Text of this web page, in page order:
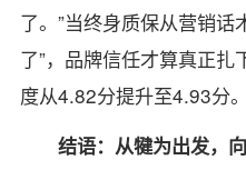
了。”当终身质保从营销话
了”，品牌信任才算真正
度从4.82分提升至4.93分。
结语：从犍为出发，